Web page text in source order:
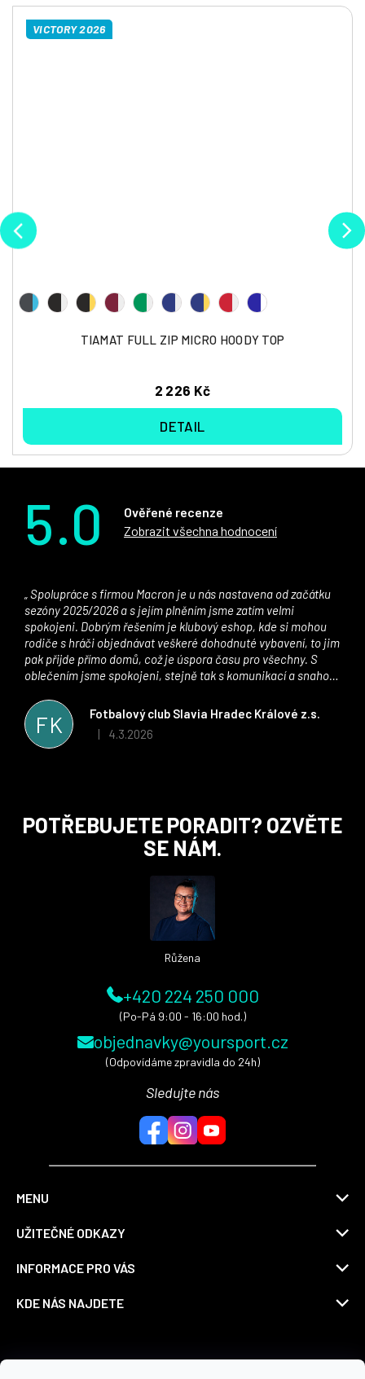
VICTORY 2026
TIAMAT FULL ZIP MICRO HOODY TOP
2 226 Kč
DETAIL
5.0
Ověřené recenze
Zobrazit všechna hodnocení
FK
Fotbalový club Slavia Hradec Králové z.s.
Hodnocení obchodu je 5 z 5 hvězdiček.
| 4.3.2026
sezóny 2025/2026 a s jejím plněním jsme zatím velmi
spokojeni. Dobrým řešením je klubový eshop, kde si mohou
rodiče s hráči objednávat veškeré dohodnuté vybavení, to jim
pak přijde přímo domů, což je úspora času pro všechny. S
oblečením jsme spokojeni, stejně tak s komunikací a snahou
stran. Věříme, že v tomto duchu bude spolupráce pokračovat
i nadále, nyní už začínáme řešit i první sady dresů ;)
POTŘEBUJETE PORADIT? OZVĚTE
SE NÁM.
Růžena
+420 224 250 000
(Po-Pá 9:00 - 16:00 hod.)
objednavky@yoursport.cz
(Odpovídáme zpravidla do 24h)
Sledujte nás
MENU
UŽITEČNÉ ODKAZY
INFORMACE PRO VÁS
KDE NÁS NAJDETE